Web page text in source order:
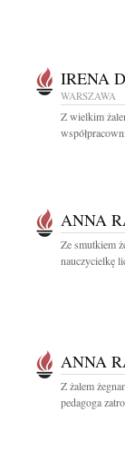
IRENA
WARSZAWA
Z wielkim
ANNA
Ze smutkiem
nauczycielkę
ANNA
Z żalem
pedagoga